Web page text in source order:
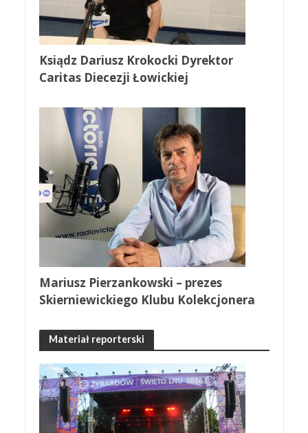
Ksiądz Dariusz Krokocki Dyrektor
Caritas Diecezji Łowickiej
Mariusz Pierzankowski – prezes
Skierniewickiego Klubu Kolekcjonera
Materiał reporterski